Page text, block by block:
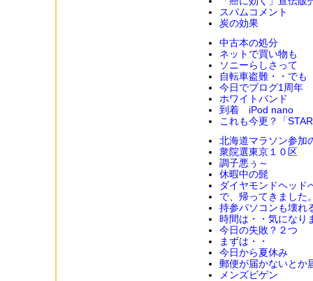
スパムコメント
炭の効果
中古本の処分
ネットで買い物も
ソニーらしさって
自転車盗難・・でも
今日でブログ1周年
ホワイトバンド
到着 iPod nano
これも今更？「
北海道マラソン参加
衆院選東京１０区
調子悪ぅ～
休暇中の髭
ダイヤモンドヘッド
で、帰ってきました
持参パソコンも壊れ
時間は・・気になり
今日の失敗？２つ
まずは・・
今日から夏休み
郵便が届かないとか
メンズビゲン